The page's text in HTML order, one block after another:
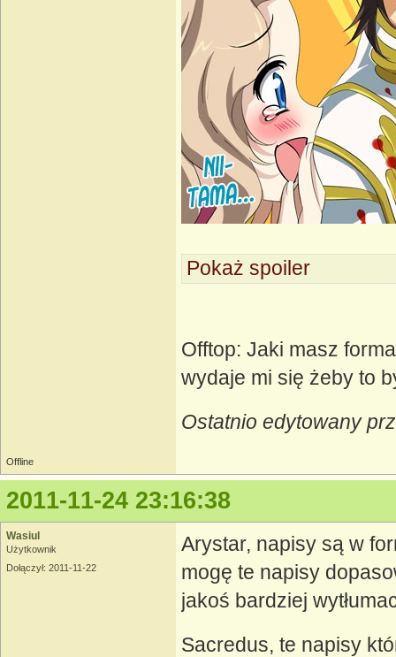
Pokaż spoiler
Offtop: Jaki masz
wydaje mi się żeby to
Ostatnio edytowany
Offline
2011-11-24 23:16:38
Wasiul
Użytkownik
Dołączył: 2011-11-22
Arystar, napisy są w
mogę te napisy
jakoś bardziej
Sacredus, te napisy